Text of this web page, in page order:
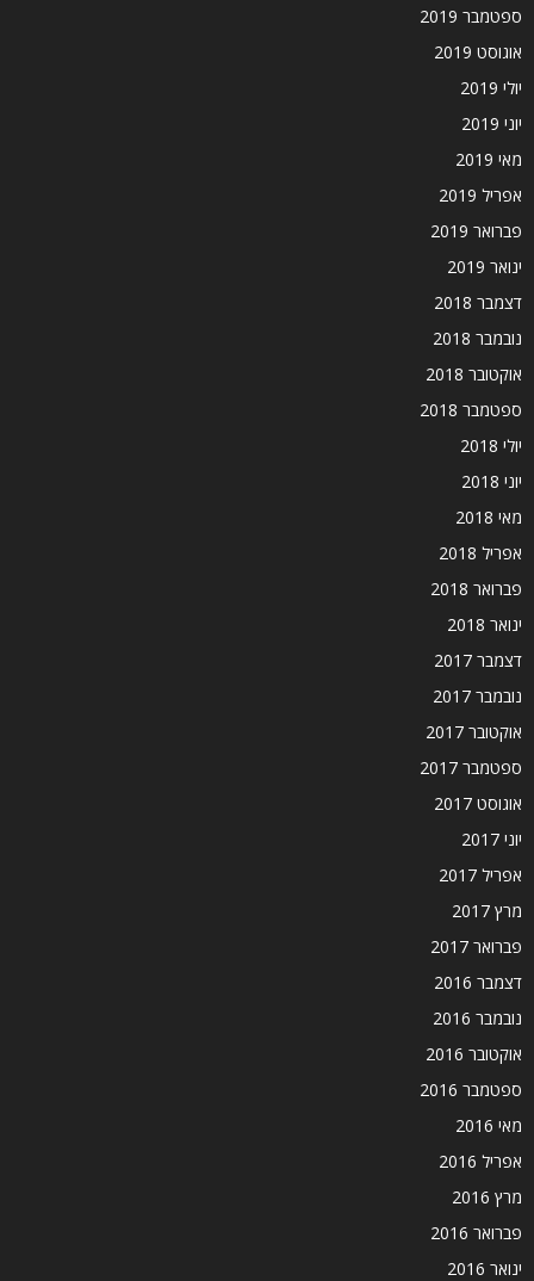
ספטמבר 2019
אוגוסט 2019
יולי 2019
יוני 2019
מאי 2019
אפריל 2019
פברואר 2019
ינואר 2019
דצמבר 2018
נובמבר 2018
אוקטובר 2018
ספטמבר 2018
יולי 2018
יוני 2018
מאי 2018
אפריל 2018
פברואר 2018
ינואר 2018
דצמבר 2017
נובמבר 2017
אוקטובר 2017
ספטמבר 2017
אוגוסט 2017
יוני 2017
אפריל 2017
מרץ 2017
פברואר 2017
דצמבר 2016
נובמבר 2016
אוקטובר 2016
ספטמבר 2016
מאי 2016
אפריל 2016
מרץ 2016
פברואר 2016
ינואר 2016